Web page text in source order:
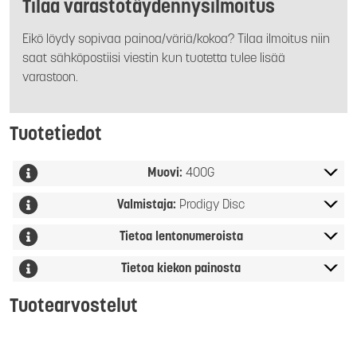
Tilaa varastotäydennysilmoitus
Eikö löydy sopivaa painoa/väriä/kokoa? Tilaa ilmoitus niin
saat sähköpostiisi viestin kun tuotetta tulee lisää
varastoon.
Tuotetiedot
Muovi: 400G
Valmistaja: Prodigy Disc
Tietoa lentonumeroista
Tietoa kiekon painosta
Tuotearvostelut